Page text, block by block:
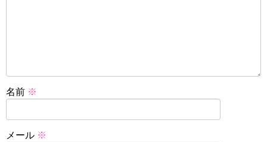
名前 ※
メール ※